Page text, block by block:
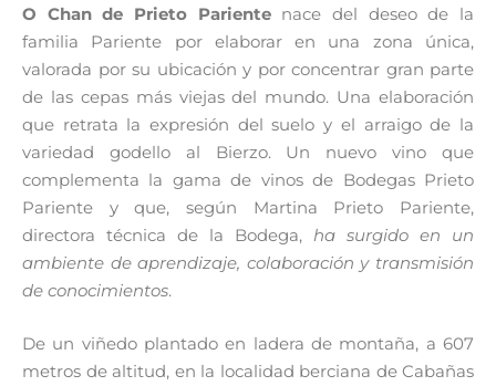
O Chan de Prieto Parientenace del deseo de la
familia Pariente por elaborar en una zona única,
valorada por su ubicación y por concentrar gran parte
de las cepas más viejas del mundo. Una elaboración
que retrata la expresión del suelo y el arraigo de la
variedad godello al Bierzo. Un nuevo vino que
complementa la gama de vinos de Bodegas Prieto
Pariente y que, según Martina Prieto Pariente,
directora técnica de la Bodega, ha surgido en un
ambiente de aprendizaje, colaboración y transmisión
de conocimientos.
De un viñedo plantado en ladera de montaña, a 607
metros de altitud, en la localidad berciana de Cabañas